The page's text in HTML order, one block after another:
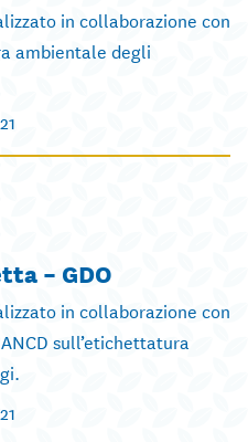
in collaborazione con
ambientale degli
– GDO
in collaborazione con
sull’etichettatura